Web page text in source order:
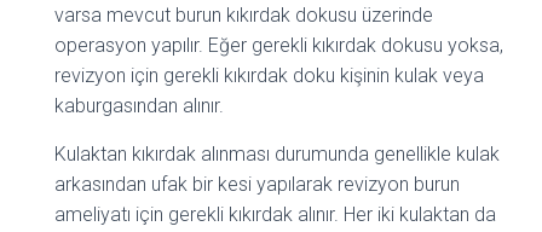
varsa mevcut burun kıkırdak dokusu üzerinde
operasyon yapılır. Eğer gerekli kıkırdak dokusu yoksa,
revizyon için gerekli kıkırdak doku kişinin kulak veya
kaburgasından alınır.
Kulaktan kıkırdak alınması durumunda genellikle kulak
arkasından ufak bir kesi yapılarak revizyon burun
ameliyatı için gerekli kıkırdak alınır. Her iki kulaktan da